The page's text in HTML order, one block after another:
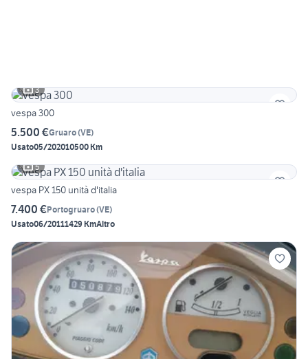
3
vespa 300
5.500 €Gruaro(VE)
Usato05/202010500 Km
5
vespa PX 150 unità d'italia
7.400 €Portogruaro(VE)
Usato06/20111429 KmAltro